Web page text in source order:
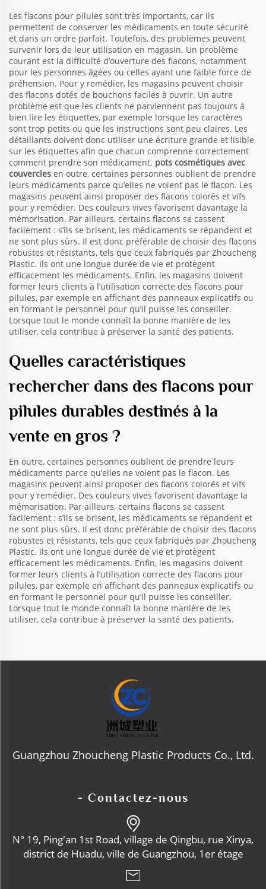
Les flacons pour pilules sont très importants, car ils
permettent de conserver les médicaments en toute sécurité
et dans un ordre parfait. Toutefois, des problèmes peuvent
survenir lors de leur utilisation en magasin. Un problème
courant est la difficulté d’ouverture des flacons, notamment
pour les personnes âgées ou celles ayant une faible force de
préhension. Pour y remédier, les magasins peuvent choisir
des flacons dotés de bouchons faciles à ouvrir. Un autre
problème est que les clients ne parviennent pas toujours à
bien lire les étiquettes, par exemple lorsque les caractères
sont trop petits ou que les instructions sont peu claires. Les
détaillants doivent donc utiliser une écriture grande et lisible
sur les étiquettes afin que chacun comprenne correctement
comment prendre son médicament. pots cosmétiques avec
couvercles en outre, certaines personnes oublient de prendre
leurs médicaments parce qu’elles ne voient pas le flacon. Les
magasins peuvent ainsi proposer des flacons colorés et vifs
pour y remédier. Des couleurs vives favorisent davantage la
mémorisation. Par ailleurs, certains flacons se cassent
facilement : s’ils se brisent, les médicaments se répandent et
ne sont plus sûrs. Il est donc préférable de choisir des flacons
robustes et résistants, tels que ceux fabriqués par Zhoucheng
Plastic. Ils ont une longue durée de vie et protègent
efficacement les médicaments. Enfin, les magasins doivent
former leurs clients à l’utilisation correcte des flacons pour
pilules, par exemple en affichant des panneaux explicatifs ou
en formant le personnel pour qu’il puisse les conseiller.
Lorsque tout le monde connaît la bonne manière de les
utiliser, cela contribue à préserver la santé des patients.
Quelles caractéristiques
rechercher dans des flacons pour
pilules durables destinés à la
vente en gros ?
En outre, certaines personnes oublient de prendre leurs
médicaments parce qu’elles ne voient pas le flacon. Les
magasins peuvent ainsi proposer des flacons colorés et vifs
pour y remédier. Des couleurs vives favorisent davantage la
mémorisation. Par ailleurs, certains flacons se cassent
facilement : s’ils se brisent, les médicaments se répandent et
ne sont plus sûrs. Il est donc préférable de choisir des flacons
robustes et résistants, tels que ceux fabriqués par Zhoucheng
Plastic. Ils ont une longue durée de vie et protègent
efficacement les médicaments. Enfin, les magasins doivent
former leurs clients à l’utilisation correcte des flacons pour
pilules, par exemple en affichant des panneaux explicatifs ou
en formant le personnel pour qu’il puisse les conseiller.
Lorsque tout le monde connaît la bonne manière de les
utiliser, cela contribue à préserver la santé des patients.
Guangzhou Zhoucheng Plastic Products Co., Ltd.
- Contactez-nous
N° 19, Ping'an 1st Road, village de Qingbu, rue Xinya,
district de Huadu, ville de Guangzhou, 1er étage